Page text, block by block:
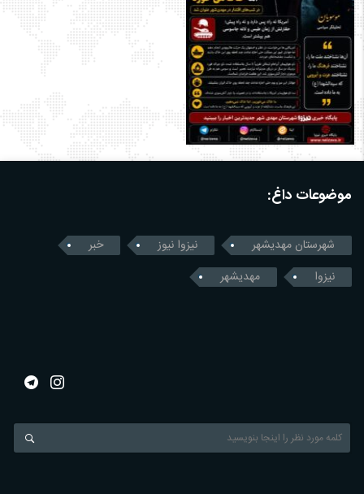
موضوعات داغ:
شهرستان مهدیشهر نیزوا نیوز
خبر
نیزوا
مهدیشهر